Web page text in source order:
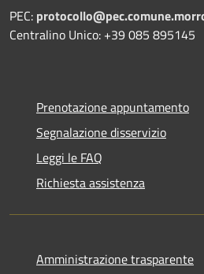
PEC:
Centralino Unico: +39 085 895145
Prenotazione appuntamento
Segnalazione disservizio
Leggi le FAQ
Richiesta assistenza
Amministrazione trasparente